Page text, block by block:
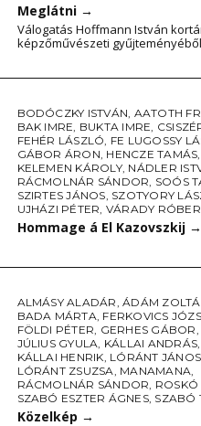
Meglátni →
Válogatás Hoffmann István
képzőművészeti gyűjteményéből
BODÓCZKY ISTVÁN, AATOTH
BAK IMRE, BUKTA IMRE,
FEHÉR LÁSZLÓ, FE LUGOSSY
GÁBOR ÁRON, HENCZE TAMÁS,
KELEMEN KÁROLY, NÁDLER
RÁCMOLNÁR SÁNDOR, SOÓS
SZIRTES JÁNOS, SZOTYORY
UJHÁZI PÉTER, VÁRADY
Hommage á El Kazovszkij →
ALMÁSY ALADÁR,ÁDÁM
BADA MÁRTA, FERKOVICS
FÖLDI PÉTER, GERHES GÁBOR,
JÚLIUS GYULA, KÁLLAI ANDRÁS,
KÁLLAI HENRIK, LÓRÁNT JÁNOS
LÓRÁNT ZSUZSA, MANAMANA,
RÁCMOLNÁR SÁNDOR,
SZABÓ ESZTER ÁGNES, SZABÓ
Közelkép →